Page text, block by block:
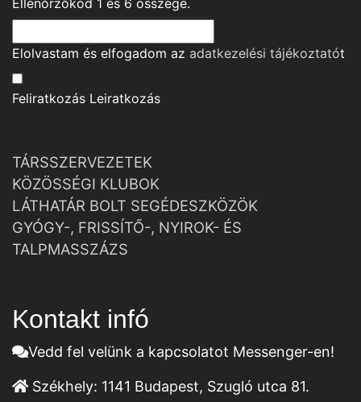
Ellenőrzőkód 1 és 6 összege.
Elolvastam és elfogadom az adatkezelési tájékoztatót
Feliratkozás Leiratkozás
TÁRSSZERVEZETEK
KÖZÖSSÉGI KLUBOK
LÁTHATÁR BOLT SEGÉDESZKÖZÖK
GYÓGY-, FRISSÍTŐ-, NYIROK- ÉS
TALPMASSZÁZS
Kontakt infó
Vedd fel velünk a kapcsolatot Messenger-en!
Székhely: 1141 Budapest, Szugló utca 81.